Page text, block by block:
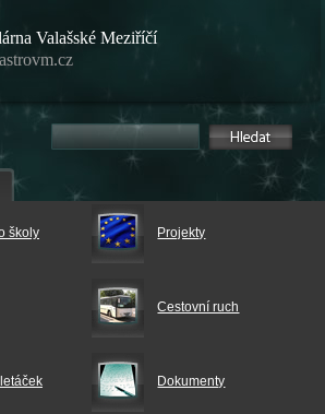
Valašské Meziříčí
školy Projekty
Cestovní ruch
Dokumenty